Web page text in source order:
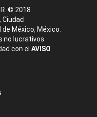
© 2018.
México, México.
no lucrativos
con el AVISO